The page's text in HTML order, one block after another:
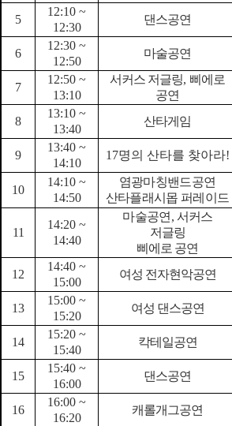
5
12:10 ~
12:30
댄스공연
6
12:30 ~
12:50
마술공연
7
12:50 ~
13:10
서커스 저글링, 삐에로
공연
8
13:10 ~
13:40
산타게임
9
13:40 ~
14:10
17명의 산타를 찾아라!
10
14:10 ~
14:50
염광마칭밴드공연
산타플래시몹 퍼레이드
11
14:20 ~
14:40
마술공연 , 서커스
저글링
삐에로 공연
12
14:40 ~
15:00
여성 전자현악공연
13
15:00 ~
15:20
여성 댄스공연
14
15:20 ~
15:40
칵테일공연
15
15:40 ~
16:00
댄스공연
16
16:00 ~
16:20
캐롤개그공연